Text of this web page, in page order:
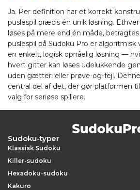
Ja. Per definition har et korrekt
puslespil præcis én unik løsning.
løses på mere end én måde,
puslespil på Sudoku Pro er
en enkelt, logisk opnåelig løsning —
hvert gitter kan løses udelukkende
uden gætteri eller prøve-og-fejl.
central del af det, der gør platformen
valg for seriøse spillere.
Sudoku-typer
Klassisk Sudoku
Killer-sudoku
Hexadoku-sudoku
Kakuro